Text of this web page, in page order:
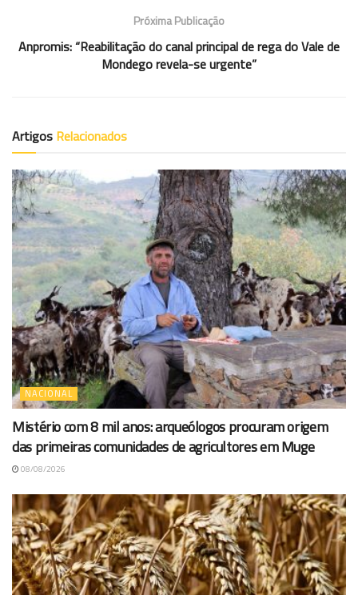
Próxima Publicação
Anpromis: “Reabilitação do canal principal de rega do Vale de
Mondego revela-se urgente”
Artigos Relacionados
NACIONAL
Mistério com 8 mil anos: arqueólogos procuram origem
das primeiras comunidades de agricultores em Muge
08/08/2026